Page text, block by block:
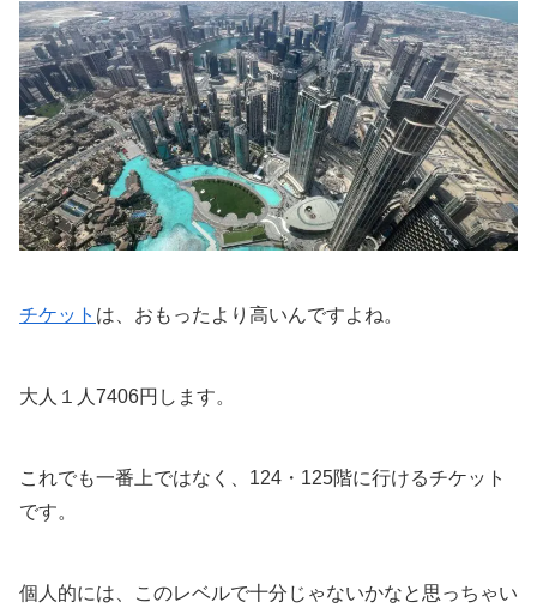
チケット は、おもったより高いんですよね。
大人１人7406円します。
これでも一番上ではなく、124・125階に行けるチケット
です。
個人的には、このレベルで十分じゃないかなと思っちゃい